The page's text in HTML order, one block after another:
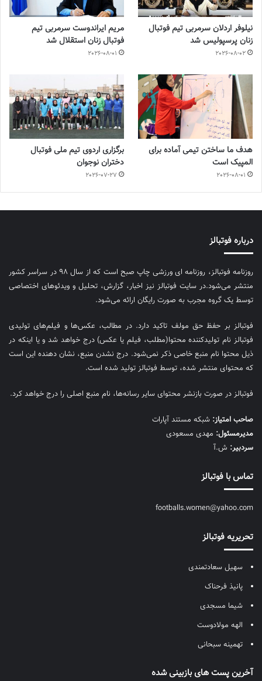
نیلوفر اردلان سرمربی تیم فوتبال
زنان پرسپولیس شد
2026-08-02
مریم ایراندوست سرمربی تیم
فوتبال زنان استقلال شد
2026-08-01
هدف ما ساختن تیمی آماده برای
المپیک است
2026-08-01
برگزاری اردوی تیم ملی فوتبال
دختران نوجوان
2026-07-27
درباره فوتبالز
روزنامه فوتبالز، روزنامه ای ورزشی چاپ صبح است که از سال ۹۸ در سراسر کشور
منتشر می‌شود.در سایت فوتبالز نیز اخبار، گزارش، تحلیل و ویدئوهای اختصاصی
توسط یک گروه مجرب به صورت رایگان ارائه می‌شود.
فوتبالز بر حفظ حق مولف تاکید دارد. در مطالب، عکس‌ها و فیلم‌های تولیدی
فوتبالز نام تولیدکننده محتوا(مطلب، فیلم یا عکس) درج خواهد شد و یا اینکه در
ذیل محتوا نام منبع خاصی ذکر نمی‌‎شود. درج نشدن منبع، نشان دهنده این است
که محتوای منتشر شده، توسط فوتبالز تولید شده است.
فوتبالز در صورت بازنشر محتوای سایر رسانه‌ها، نام منبع اصلی را درج خواهد کرد.
صاحب امتیاز: شبکه مستند آپارات
مديرمسئول: مهدی مسعودی
سردبیر: ش.آ
تماس با فوتبالز
footballs.women@yahoo.com
تحریریه فوتبالز
سهیل سعادتمندی
پانیذ فرحناک
شیما مسجدی
الهه مولادوست
تهمینه سبحانی
آخرین پست های بازبینی شده